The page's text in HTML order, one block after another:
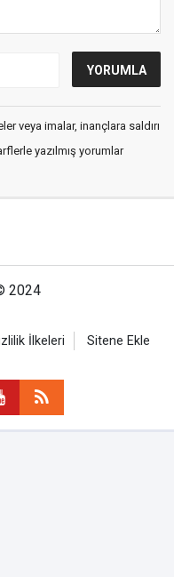
veya imalar, inançlara saldırı
yazılmış yorumlar
2024
İlkeleri Sitene Ekle